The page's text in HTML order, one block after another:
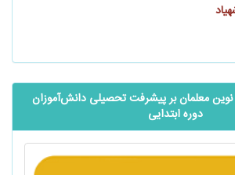
معلمان بر پیشرفت تحصیلی دانش‌آموزان
دوره ابتدایی